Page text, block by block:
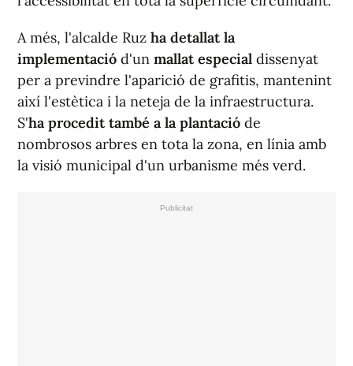
A més, l'alcalde Ruz ha detallat la
implementació d'un mallat especial dissenyat
per a previndre l'aparició de grafitis, mantenint
així l'estètica i la neteja de la infraestructura.
S'ha procedit també a la plantació de
nombrosos arbres en tota la zona, en línia amb
la visió municipal d'un urbanisme més verd.